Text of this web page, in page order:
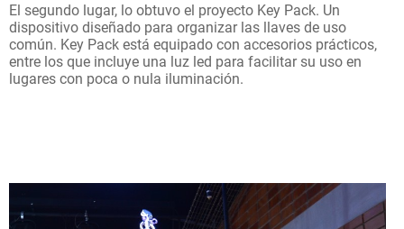
El segundo lugar, lo obtuvo el proyecto Key Pack. Un
dispositivo diseñado para organizar las llaves de uso
común. Key Pack está equipado con accesorios prácticos,
entre los que incluye una luz led para facilitar su uso en
lugares con poca o nula iluminación.